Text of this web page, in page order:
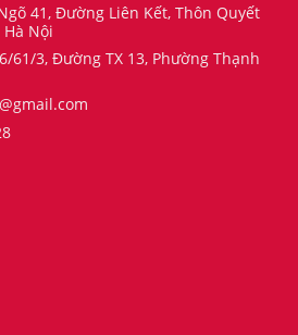
41, Đường Liên Kết, Thôn Quyết
Hà Nội
61/3, Đường TX 13, Phường Thạnh
@gmail.com